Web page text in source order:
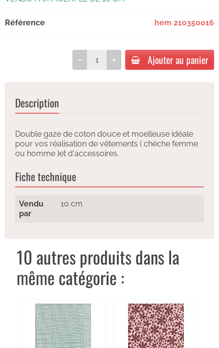
Référence hem 210350016
Ajouter au panier
Description
Double gaze de coton douce et moelleuse idéale
pour vos réalisation de vêtements ( chèche femme
ou homme )et d'accessoires.
Fiche technique
Vendu
par
10 cm
10 autres produits dans la
même catégorie :